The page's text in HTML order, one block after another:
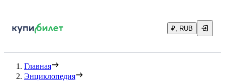
₽, RUB
Главная
Энциклопедия